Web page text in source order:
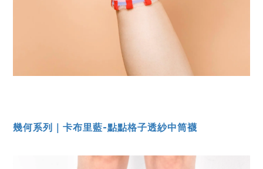
幾何系列｜卡布里藍-點點格子透紗中筒襪